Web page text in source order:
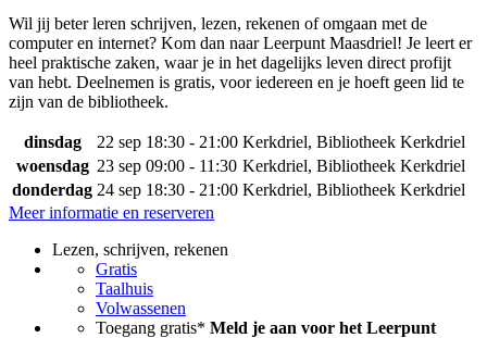
Wil jij beter leren schrijven, lezen, rekenen of omgaan met de
computer en internet? Kom dan naar Leerpunt Maasdriel! Je leert er
heel praktische zaken, waar je in het dagelijks leven direct profijt
van hebt. Deelnemen is gratis, voor iedereen en je hoeft geen lid te
zijn van de bibliotheek.
dinsdag 22 sep 18:30 - 21:00 Kerkdriel, Bibliotheek Kerkdriel
woensdag 23 sep 09:00 - 11:30 Kerkdriel, Bibliotheek Kerkdriel
donderdag 24 sep 18:30 - 21:00 Kerkdriel, Bibliotheek Kerkdriel
Meer informatie en reserveren
Lezen, schrijven, rekenen
Gratis
Taalhuis
Volwassenen
Toegang gratis* Meld je aan voor het Leerpunt